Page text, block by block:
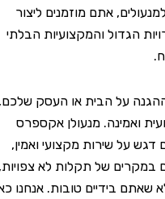
אתם מוזמנים ליצור
והמקצועיות הבלתי
על הבית או העסק שלכם,
מנעולן אקספרס
שירות מקצועי ואמין,
של תקלות לא צפויות,
טובות. אנחנו כאן